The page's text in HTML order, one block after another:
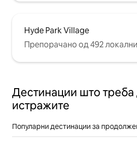
Hyde Park Village
Препорачано од 492
Дестинации што треба
истражите
Популарни дестинации за